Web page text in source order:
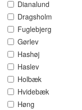
Dianalund
Dragsholm
Fuglebjerg
Gørlev
Hashøj
Haslev
Holbæk
Hvidebæk
Høng